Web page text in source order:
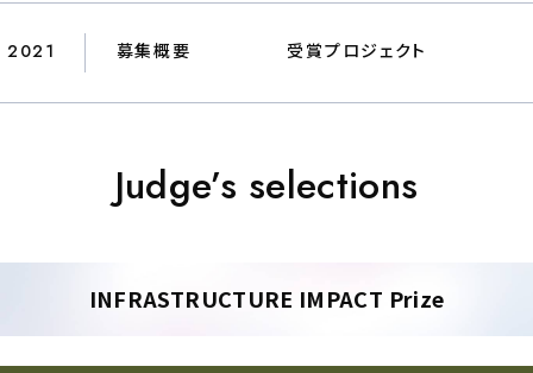
2021 募集概要 受賞プロジェクト
Judge’s selections
INFRASTRUCTURE IMPACT Prize